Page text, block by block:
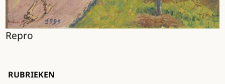
Repro
RUBRIEKEN